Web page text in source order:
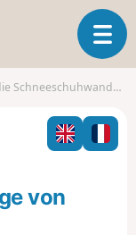
T
o
l
n
von Arselle
von